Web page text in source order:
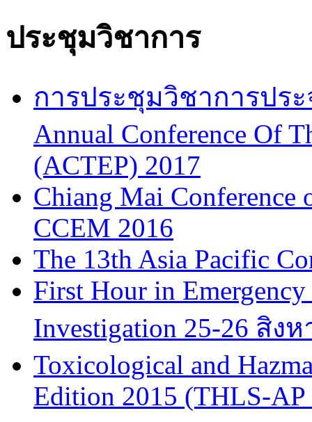
ประชุมวิชาการ
การประชุมวิชาการปร
Annual Conference Of
(ACTEP) 2017
Chiang Mai Conference
CCEM 2016
The 13th Asia Pacific
First Hour in
Investigation 25-26 สิง
Toxicological and
Edition 2015 (THLS-AP